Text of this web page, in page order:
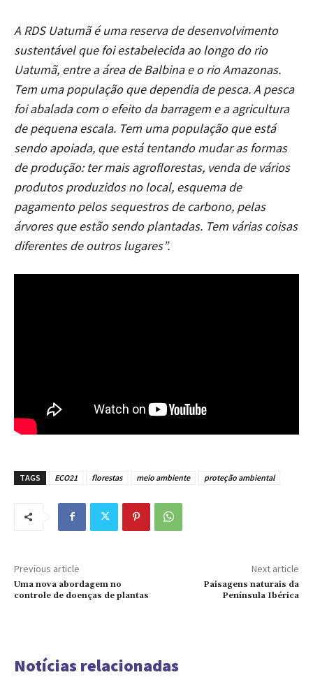
A RDS Uatumã é uma reserva de desenvolvimento
sustentável que foi estabelecida ao longo do rio
Uatumã, entre a área de Balbina e o rio Amazonas.
Tem uma população que dependia de pesca. A pesca
foi abalada com o efeito da barragem e a agricultura
de pequena escala. Tem uma população que está
sendo apoiada, que está tentando mudar as formas
de produção: ter mais agroflorestas, venda de vários
produtos produzidos no local, esquema de
pagamento pelos sequestros de carbono, pelas
árvores que estão sendo plantadas. Tem várias coisas
diferentes de outros lugares”.
TAGS ECO21 florestas meio ambiente proteção ambiental
Previous article
Uma nova abordagem no
controle de doenças de plantas
Next article
Paisagens naturais da
Península Ibérica
Notícias relacionadas